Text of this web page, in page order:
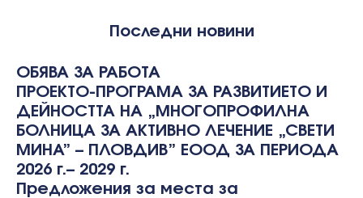
Последни новини
ОБЯВА ЗА РАБОТА
ПРОЕКТО-ПРОГРАМА ЗА РАЗВИТИЕТО И
ДЕЙНОСТТА НА „МНОГОПРОФИЛНА
БОЛНИЦА ЗА АКТИВНО ЛЕЧЕНИЕ „СВЕТИ
МИНА” – ПЛОВДИВ” ЕООД ЗА ПЕРИОДА
2026 г.– 2029 г.
Предложения за места за